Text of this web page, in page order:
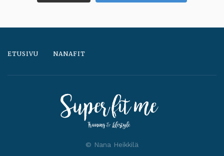
ETUSIVU NANAFIT
© Nana Heikkilä